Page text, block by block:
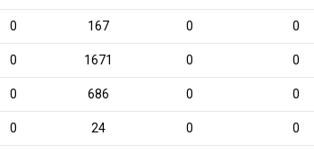
0 167 0 0
0 1671 0 0
0 686 0 0
0 24 0 0